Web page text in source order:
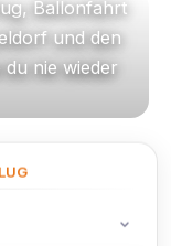
Ballonfahrt
und den
du nie wieder